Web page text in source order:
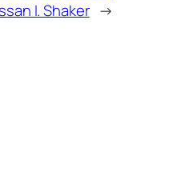
I. Shaker →